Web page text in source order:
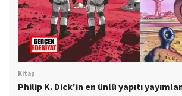
Kitap
Philip K. Dick'in en ünlü yapıtı